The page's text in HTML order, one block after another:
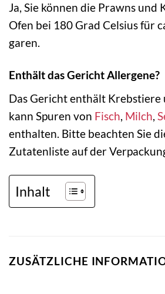
Ja, Sie können die Prawns und
Ofen bei 180 Grad Celsius für
garen.
Enthält das Gericht Allergene?
Das Gericht enthält Krebstiere
kann Spuren von Fisch, Milch,
enthalten. Bitte beachten Sie
Zutatenliste auf der
Inhalt
ZUSÄTZLICHE